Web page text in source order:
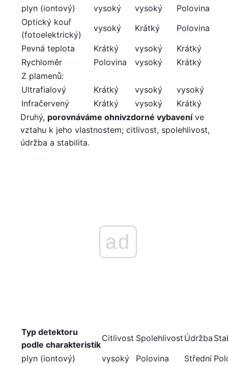
plyn (iontový)
vysoký vysoký
Polovina
Optický kouř
(fotoelektrický)
vysoký Krátký
Polovina
Pevná teplota
Krátký vysoký
Krátký
Rychloměr
Polovina vysoký
Krátký
Z plamenů:
Ultrafialový
Krátký vysoký
vysoký
Infračervený
Krátký vysoký
Krátký
Druhý, porovnáváme ohnivzdorné vybaveníve
vztahu k jeho vlastnostem; citlivost, spolehlivost,
údržba a stabilita.
ad
Typ detektoru
podle charakteristik
Citlivost Spolehlivost Údržba
plyn (iontový)
vysoký Polovina Střední